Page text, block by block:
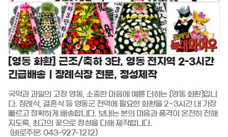
[영동 화환] 근조/축하 3단, 영동 전지역 2-3시간
긴급배송ㅣ장례식장 전문, 정성제작
국악과 과일의 고장 영동, 소중한 마음에 예를 더하는 [영동 화환]입니
다. 장례식, 결혼식 등 영동군 전역에 필요한 화환을 2~3시간 내 가장
빠르고 정확하게 배송합니다. 보내는 분의 마음과 품격이 온전히 전해
지도록, 최고의 꽃으로 정성을 다해 제작합니다.
(바로주문: 043-927-1212)